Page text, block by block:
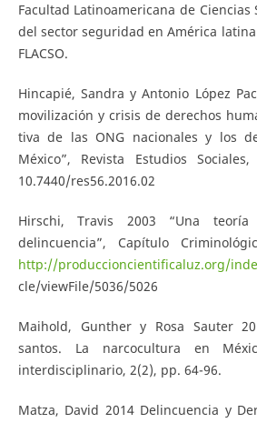
Facultad Latinoamericana de Ciencias
del sector seguridad en América
FLACSO.
Hincapié, Sandra y Antonio López
movilización y crisis de derechos
tiva de las ONG nacionales y los
México”, Revista Estudios
10.7440/res56.2016.02
Hirschi, Travis 2003 “Una
delincuencia”, Capítulo
http://produccioncientificaluz.org/
cle/viewFile/5036/5026
Maihold, Gunther y Rosa Sauter
santos. La narcocultura en
interdisciplinario, 2(2), pp. 64-96.
Matza, David 2014 Delincuencia y